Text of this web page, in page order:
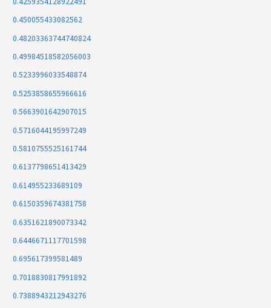
0.450055433082562
0.48203363744740824
0.49984518582056003
0.5233996033548874
0.5253858655966616
0.5663901642907015
0.5716044195997249
0.5810755525161744
0.6137798651413429
0.614955233689109
0.6150359674381758
0.6351621890073342
0.6446671117701598
0.695617399581489
0.7018830817991892
0.7388943212943276